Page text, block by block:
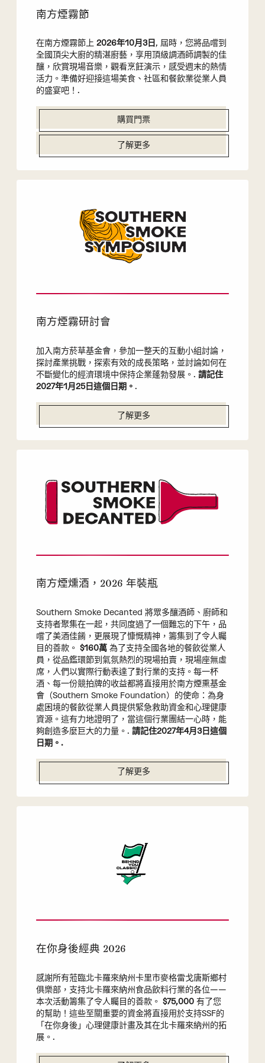
南方煙霧節
在南方煙霧節上 2026年10月3日 , 屆時，您將品嚐到
全國頂尖大廚的精湛廚藝，享用頂級調酒師調製的佳
釀，欣賞現場音樂，觀看烹飪演示，感受週末的熱情
活力。準備好迎接這場美食、社區和餐飲業從業人員
的盛宴吧！.
購買門票
了解更多
南方煙霧研討會
加入南方菸草基金會，參加一整天的互動小組討論，
探討產業挑戰，探索有效的成長策略，並討論如何在
不斷變化的經濟環境中保持企業蓬勃發展。. 請記住
2027年1月25日這個日期。 .
了解更多
南方煙燻酒，2026 年裝瓶
Southern Smoke Decanted 將眾多釀酒師、廚師和
支持者聚集在一起，共同度過了一個難忘的下午，品
嚐了美酒佳餚，更展現了慷慨精神，籌集到了令人矚
目的善款。 $160萬為了支持全國各地的餐飲從業人
員，從品鑑環節到氣氛熱烈的現場拍賣，現場座無虛
席，人們以實際行動表達了對行業的支持。每一杯
酒、每一份競拍牌的收益都將直接用於南方煙熏基金
會（Southern Smoke Foundation）的使命：為身
處困境的餐飲從業人員提供緊急救助資金和心理健康
資源。這有力地證明了，當這個行業團結一心時，能
夠創造多麼巨大的力量。. 請記住2027年4月3日這個
日期。.
了解更多
在你身後經典 2026
感謝所有蒞臨北卡羅來納州卡里市麥格雷戈唐斯鄉村
俱樂部，支持北卡羅來納州食品飲料行業的各位——
本次活動籌集了令人矚目的善款。 $75,000 有了您
的幫助！這些至關重要的資金將直接用於支持SSF的
「在你身後」心理健康計畫及其在北卡羅來納州的拓
展。.